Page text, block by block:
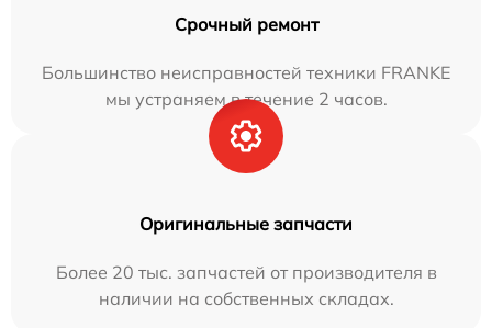
Срочный ремонт
Большинство неисправностей техники FRANKE
мы устраняем в течение 2 часов.
Оригинальные запчасти
Более 20 тыс. запчастей от производителя в
наличии на собственных складах.